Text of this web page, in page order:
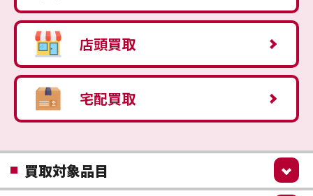
店頭買取
宅配買取
買取対象品目